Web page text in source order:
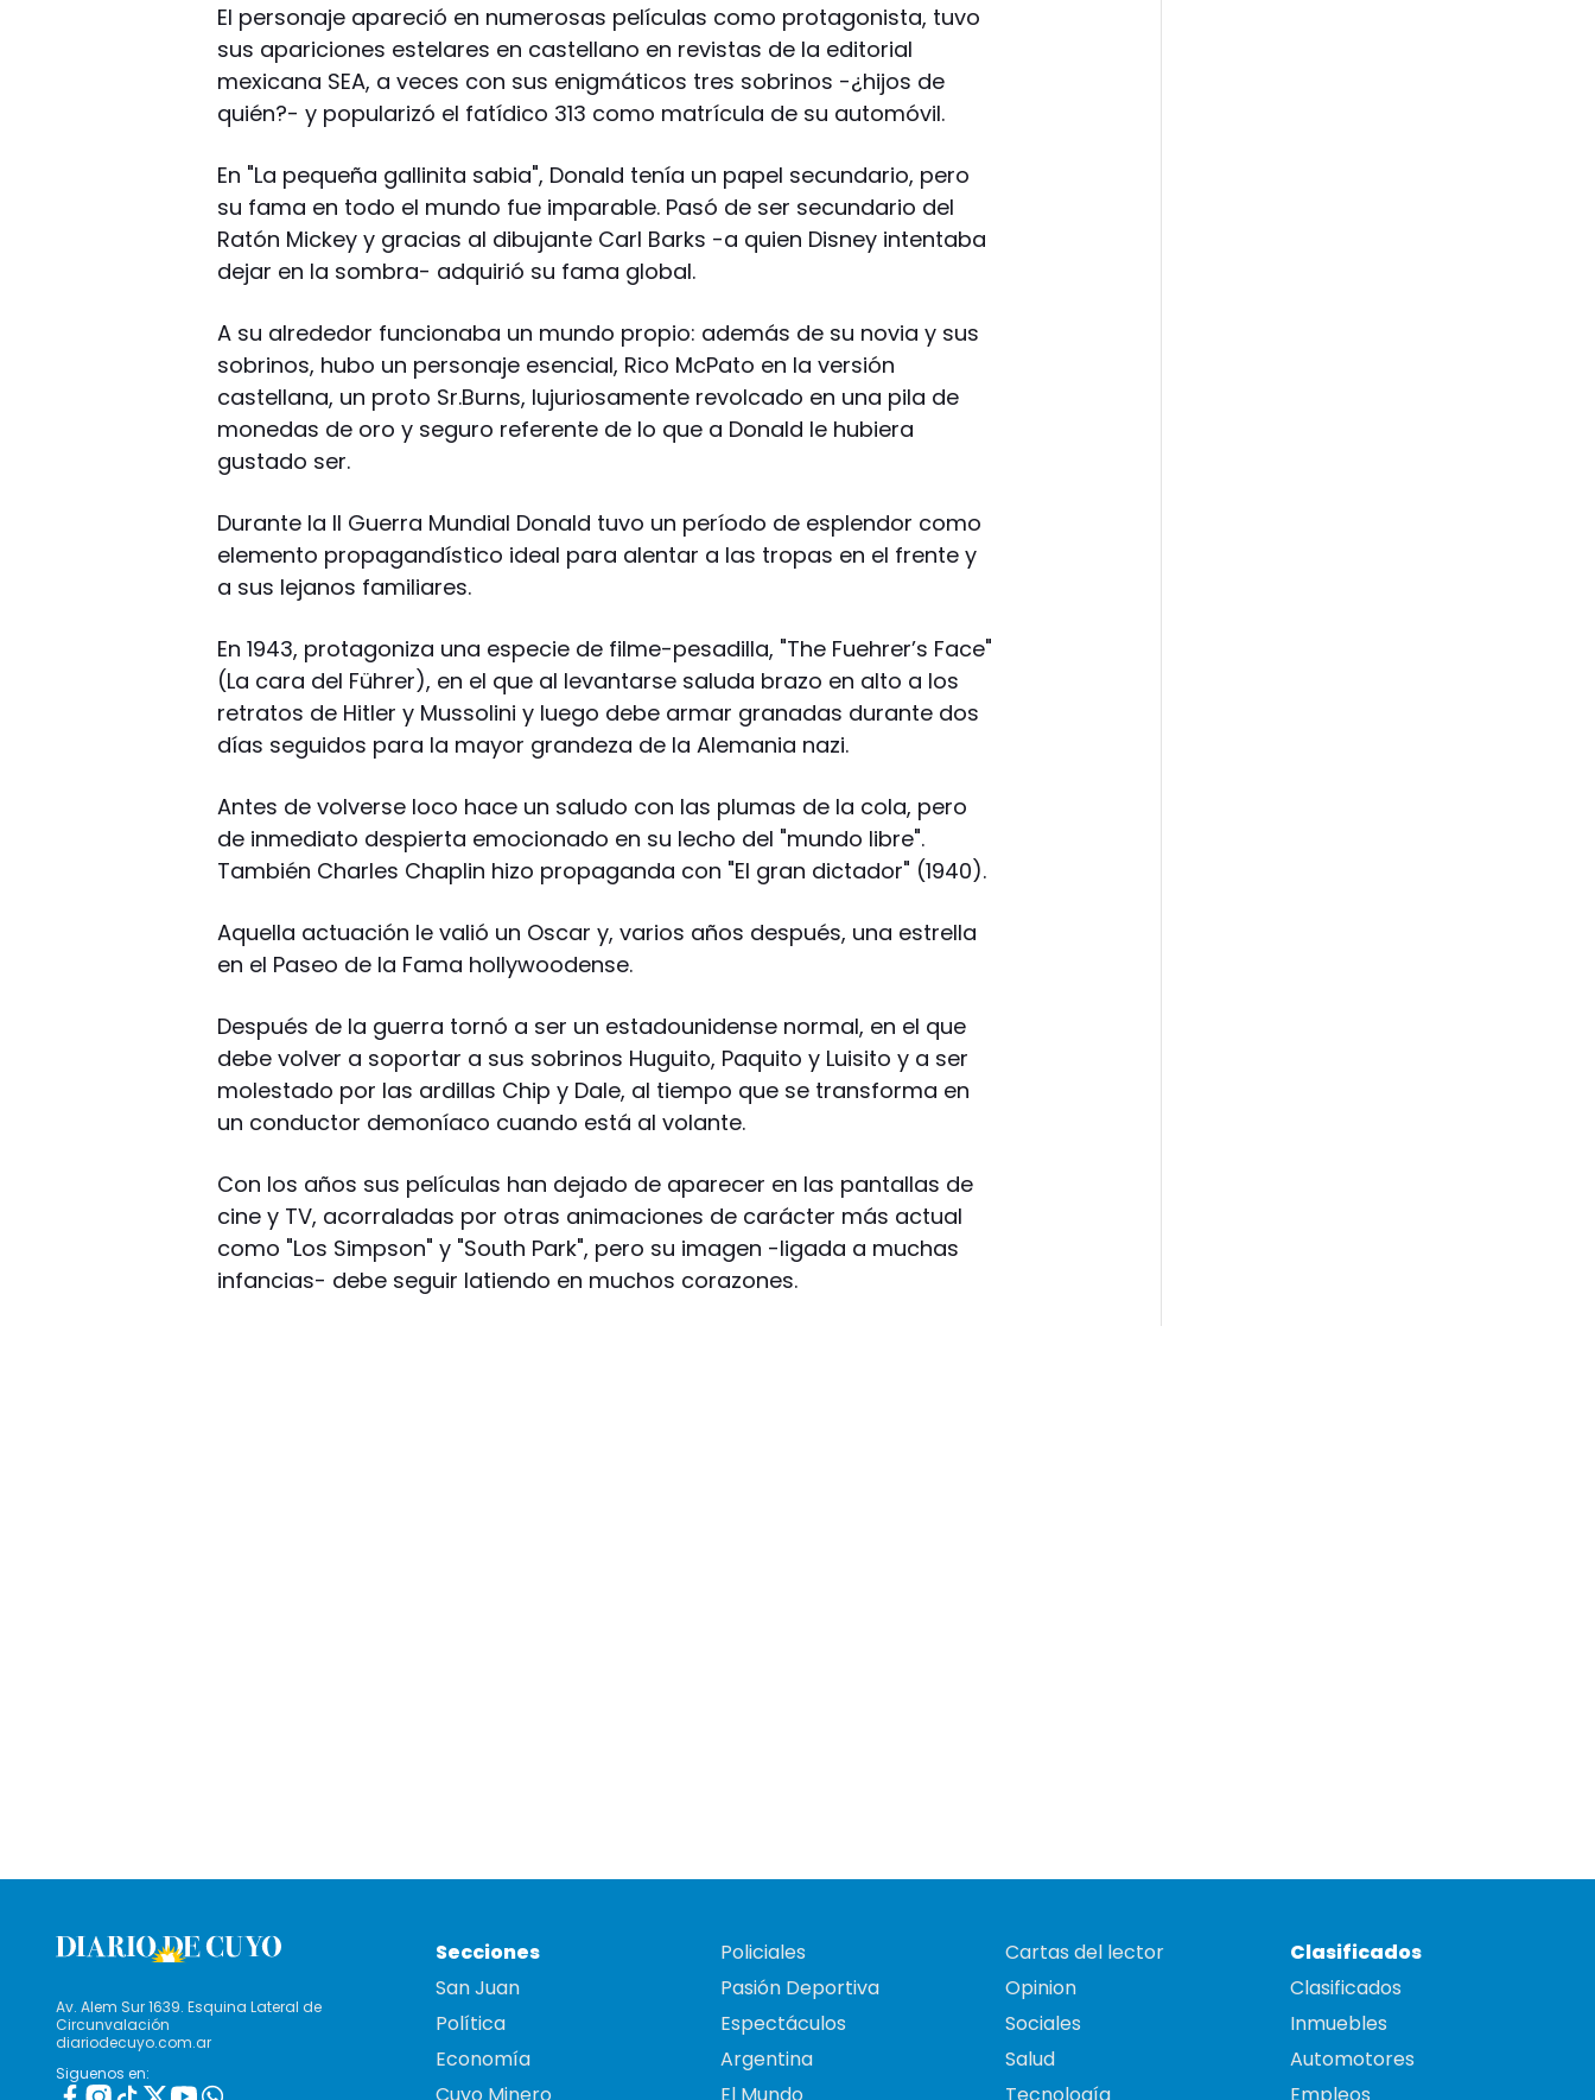
El personaje apareció en numerosas películas como protagonista, tuvo
sus apariciones estelares en castellano en revistas de la editorial
mexicana SEA, a veces con sus enigmáticos tres sobrinos -¿hijos de
quién?- y popularizó el fatídico 313 como matrícula de su automóvil.
En "La pequeña gallinita sabia", Donald tenía un papel secundario, pero
su fama en todo el mundo fue imparable. Pasó de ser secundario del
Ratón Mickey y gracias al dibujante Carl Barks -a quien Disney intentaba
dejar en la sombra- adquirió su fama global.
A su alrededor funcionaba un mundo propio: además de su novia y sus
sobrinos, hubo un personaje esencial, Rico McPato en la versión
castellana, un proto Sr.Burns, lujuriosamente revolcado en una pila de
monedas de oro y seguro referente de lo que a Donald le hubiera
gustado ser.
Durante la II Guerra Mundial Donald tuvo un período de esplendor como
elemento propagandístico ideal para alentar a las tropas en el frente y
a sus lejanos familiares.
En 1943, protagoniza una especie de filme-pesadilla, "The Fuehrer’s Face"
(La cara del Führer), en el que al levantarse saluda brazo en alto a los
retratos de Hitler y Mussolini y luego debe armar granadas durante dos
días seguidos para la mayor grandeza de la Alemania nazi.
Antes de volverse loco hace un saludo con las plumas de la cola, pero
de inmediato despierta emocionado en su lecho del "mundo libre".
También Charles Chaplin hizo propaganda con "El gran dictador" (1940).
Aquella actuación le valió un Oscar y, varios años después, una estrella
en el Paseo de la Fama hollywoodense.
Después de la guerra tornó a ser un estadounidense normal, en el que
debe volver a soportar a sus sobrinos Huguito, Paquito y Luisito y a ser
molestado por las ardillas Chip y Dale, al tiempo que se transforma en
un conductor demoníaco cuando está al volante.
Con los años sus películas han dejado de aparecer en las pantallas de
cine y TV, acorraladas por otras animaciones de carácter más actual
como "Los Simpson" y "South Park", pero su imagen -ligada a muchas
infancias- debe seguir latiendo en muchos corazones.
Av. Alem Sur 1639. Esquina Lateral de
Circunvalación
diariodecuyo.com.ar
Siguenos en:
Secciones
San Juan
Política
Economía
Cuyo Minero
Policiales
Pasión Deportiva
Espectáculos
Argentina
El Mundo
Cartas del lector
Opinion
Sociales
Salud
Tecnología
Clasificados
Clasificados
Inmuebles
Automotores
Empleos